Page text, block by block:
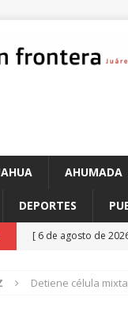
AHUMADA
DEPORTES
[ 6 de agosto de
[ 6 de agosto de
Detiene célula